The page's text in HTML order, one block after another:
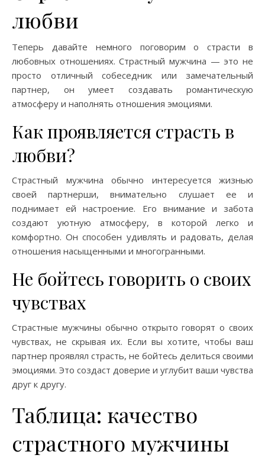
любви
Теперь давайте немного поговорим о страсти в
любовных отношениях. Страстный мужчина — это не
просто отличный собеседник или замечательный
партнер, он умеет создавать романтическую
атмосферу и наполнять отношения эмоциями.
Как проявляется страсть в
любви?
Страстный мужчина обычно интересуется жизнью
своей партнерши, внимательно слушает ее и
поднимает ей настроение. Его внимание и забота
создают уютную атмосферу, в которой легко и
комфортно. Он способен удивлять и радовать, делая
отношения насыщенными и многогранными.
Не бойтесь говорить о своих
чувствах
Страстные мужчины обычно открыто говорят о своих
чувствах, не скрывая их. Если вы хотите, чтобы ваш
партнер проявлял страсть, не бойтесь делиться своими
эмоциями. Это создаст доверие и углубит ваши чувства
друг к другу.
Таблица: качество
страстного мужчины